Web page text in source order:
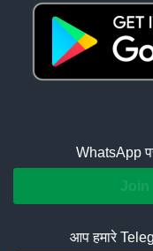
WhatsApp
आप हमारे